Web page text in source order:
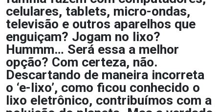
celulares, tablets, micro-ondas,
televisão e outros aparelhos que
enguiçam? Jogam no lixo?
Hummm… Será essa a melhor
opção? Com certeza, não.
Descartando de maneira incorreta
o ‘e-lixo’, como ficou conhecido o
lixo eletrônico, contribuímos com a